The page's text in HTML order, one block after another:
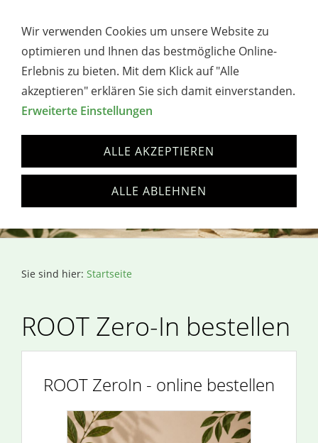
Sie sind hier: Startseite
ROOT Zero-In bestellen
ROOT ZeroIn - online bestellen
Wir verwenden Cookies um unsere Website zu
optimieren und Ihnen das bestmögliche Online-
Erlebnis zu bieten. Mit dem Klick auf "Alle
akzeptieren" erklären Sie sich damit einverstanden.
Erweiterte Einstellungen
ALLE AKZEPTIEREN
ALLE ABLEHNEN